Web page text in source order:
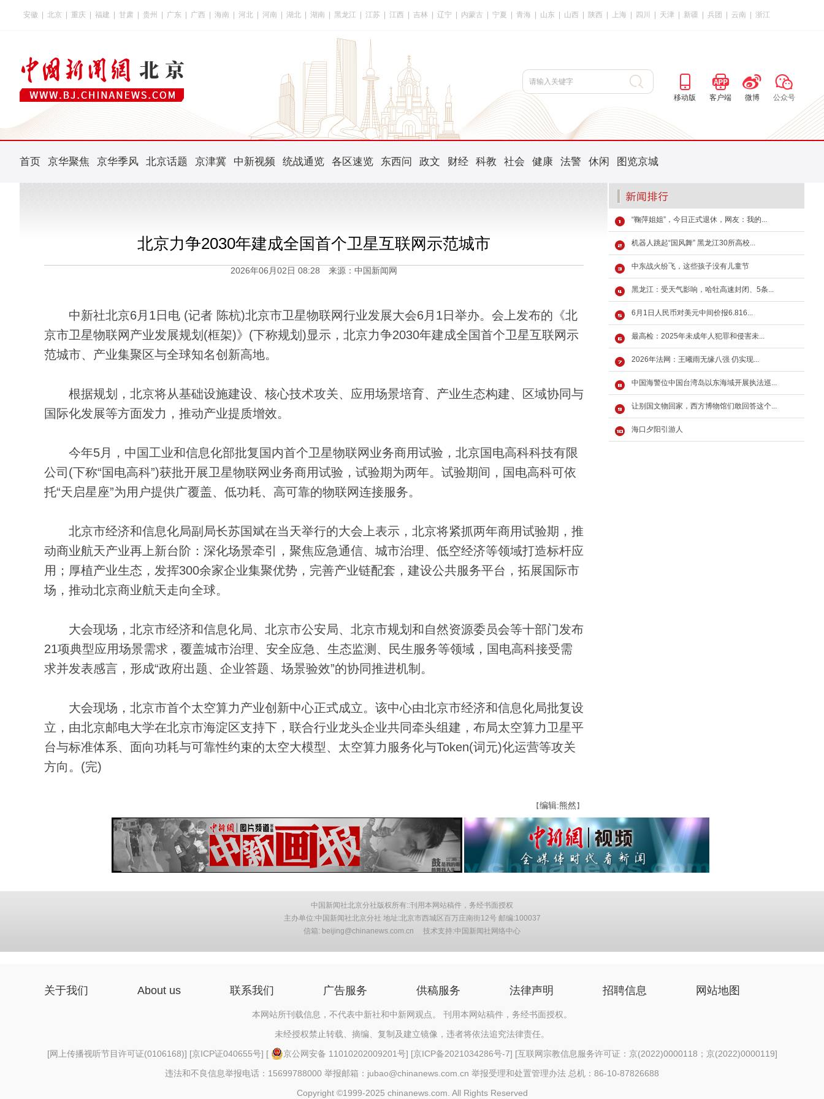
安徽 北京 重庆 福建 甘肃 贵州 广东 广西 海南 河北 河南 湖北 湖南 黑龙江 江苏 江西 吉林 辽宁 内蒙古 宁夏 青海 山东 山西 陕西 上海 四川 天津 新疆 兵团 云南 浙江
移动版 客户端 微博 公众号
首页 京华聚焦 京华季风 北京话题 京津冀 中新视频 统战通览 各区速览 东西问 政文 财经 科教 社会 健康 法警 休闲 图览京城
北京力争2030年建成全国首个卫星互联网示范城市
2026年06月02日 08:28 来源：中国新闻网
中新社北京6月1日电 (记者 陈杭)北京市卫星物联网行业发展大会6月1日举办。会上发布的《北
京市卫星物联网产业发展规划(框架)》(下称规划)显示，北京力争2030年建成全国首个卫星互联网示
范城市、产业集聚区与全球知名创新高地。
根据规划，北京将从基础设施建设、核心技术攻关、应用场景培育、产业生态构建、区域协同与
国际化发展等方面发力，推动产业提质增效。
今年5月，中国工业和信息化部批复国内首个卫星物联网业务商用试验，北京国电高科科技有限
公司(下称“国电高科”)获批开展卫星物联网业务商用试验，试验期为两年。试验期间，国电高科可依
托“天启星座”为用户提供广覆盖、低功耗、高可靠的物联网连接服务。
北京市经济和信息化局副局长苏国斌在当天举行的大会上表示，北京将紧抓两年商用试验期，推
动商业航天产业再上新台阶：深化场景牵引，聚焦应急通信、城市治理、低空经济等领域打造标杆应
用；厚植产业生态，发挥300余家企业集聚优势，完善产业链配套，建设公共服务平台，拓展国际市
场，推动北京商业航天走向全球。
大会现场，北京市经济和信息化局、北京市公安局、北京市规划和自然资源委员会等十部门发布
21项典型应用场景需求，覆盖城市治理、安全应急、生态监测、民生服务等领域，国电高科接受需
求并发表感言，形成“政府出题、企业答题、场景验效”的协同推进机制。
大会现场，北京市首个太空算力产业创新中心正式成立。该中心由北京市经济和信息化局批复设
立，由北京邮电大学在北京市海淀区支持下，联合行业龙头企业共同牵头组建，布局太空算力卫星平
台与标准体系、面向功耗与可靠性约束的太空大模型、太空算力服务化与Token(词元)化运营等攻关
方向。(完)
【编辑:熊然 】
“鞠萍姐姐”，今日正式退休，网友：我的...
机器人跳起“国风舞” 黑龙江30所高校...
中东战火纷飞，这些孩子没有儿童节
黑龙江：受天气影响，哈牡高速封闭、5条...
6月1日人民币对美元中间价报6.816...
最高检：2025年未成年人犯罪和侵害未...
2026年法网：王曦雨无缘八强 仍实现...
中国海警位中国台湾岛以东海域开展执法巡...
让别国文物回家，西方博物馆们敢回答这个...
海口夕阳引游人
中国新闻社北京分社版权所有::刊用本网站稿件，务经书面授权
主办单位:中国新闻社北京分社 地址:北京市西城区百万庄南街12号 邮编:100037
信箱: beijing@chinanews.com.cn 技术支持:中国新闻社网络中心
关于我们 About us 联系我们 广告服务 供稿服务 法律声明 招聘信息 网站地图
本网站所刊载信息，不代表中新社和中新网观点。 刊用本网站稿件，务经书面授权。
未经授权禁止转载、摘编、复制及建立镜像，违者将依法追究法律责任。
[网上传播视听节目许可证(0106168)] [京ICP证040655号] [ 京公网安备 11010202009201号] [京ICP备2021034286号-7] [互联网宗教信息服务许可证：京(2022)0000118；京(2022)0000119]
违法和不良信息举报电话：15699788000 举报邮箱：jubao@chinanews.com.cn 举报受理和处置管理办法 总机：86-10-87826688
Copyright ©1999-2025 chinanews.com. All Rights Reserved